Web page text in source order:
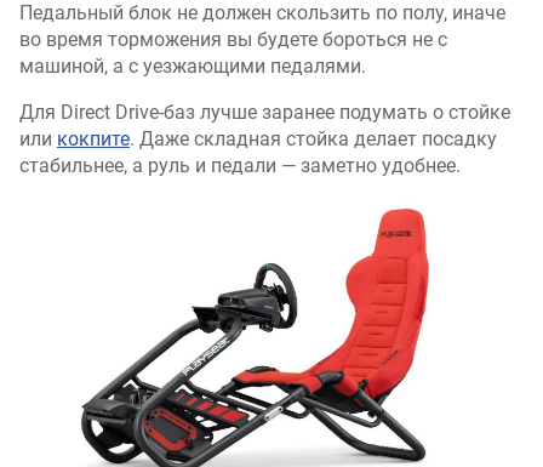
Педальный блок не должен скользить по полу, иначе
во время торможения вы будете бороться не с
машиной, а с уезжающими педалями.
Для Direct Drive-баз лучше заранее подумать о стойке
или кокпите. Даже складная стойка делает посадку
стабильнее, а руль и педали — заметно удобнее.